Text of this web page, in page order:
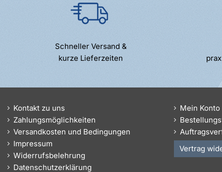
Schneller Versand &
kurze Lieferzeiten
Kontakt zu uns
Zahlungsmöglichkeiten
Versandkosten und Bedingungen
Impressum
Widerrufsbelehrung
Datenschutzerklärung
Mein Konto
Vertrag